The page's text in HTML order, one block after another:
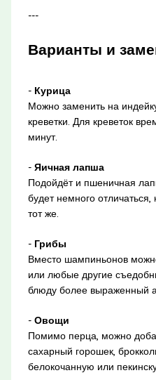
---
Варианты и
- Курица
Можно заменить на
креветки. Для креветок
минут.
- Яичная лапша
Подойдёт и пшеничная
будет немного
тот же.
- Грибы
Вместо шампиньонов
или любые другие
блюду более выраженный
- Овощи
Помимо перца, можно
сахарный горошек,
белокочанную или